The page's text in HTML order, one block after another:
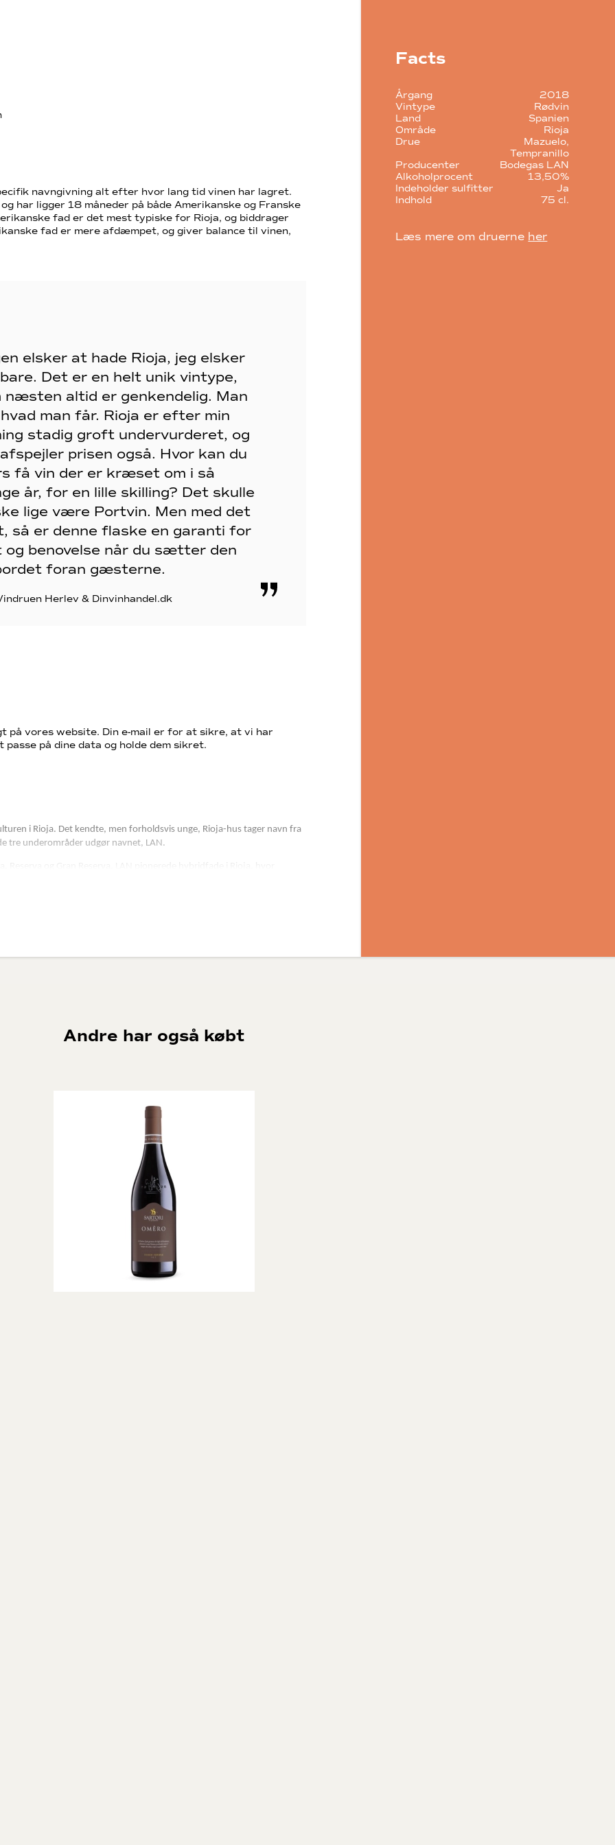
navngivning alt efter hvor lang tid vinen har lagret.
har ligger 18 måneder på både Amerikanske og Franske
fad er det mest typiske for Rioja, og biddrager
fad er mere afdæmpet, og giver balance til vinen,
elsker at hade Rioja, jeg elsker
Det er en helt unik vintype,
næsten altid er genkendelig. Man
man får. Rioja er efter min
stadig groft undervurderet, og
prisen også. Hvor kan du
få vin der er kræset om i så
år, for en lille skilling? Det skulle
lige være Portvin. Men med det
så er denne flaske en garanti for
benovelse når du sætter den
foran gæsterne.
Herlev & Dinvinhandel.dk
vores website. Din e-mail er for at sikre, at vi har
på dine data og holde dem sikret.
i Rioja. Det kendte, men forholdsvis unge, Rioja-hus tager navn fra
tre underområder udgør navnet, LAN.
kompleksitet til Reserva og Crianza vinene.
vine laves på druer fra deres egne marker. Culmen er et godt eksempel
Facts
Årgang
2018
Vintype
Rødvin
Land
Spanien
Område
Rioja
Drue
Mazuelo
Tempranillo
Producenter
Bodegas LAN
Alkoholprocent
13,50%
Indeholder sulfitter
Ja
Indhold
75 cl.
Læs mere om druerne her
Andre har også købt